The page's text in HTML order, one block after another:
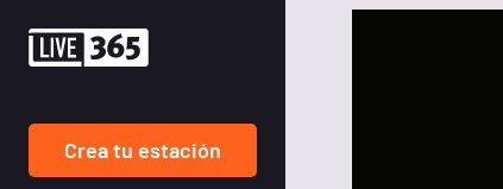
Crea tu estación